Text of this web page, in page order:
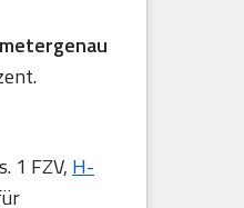
1 FZV, H-